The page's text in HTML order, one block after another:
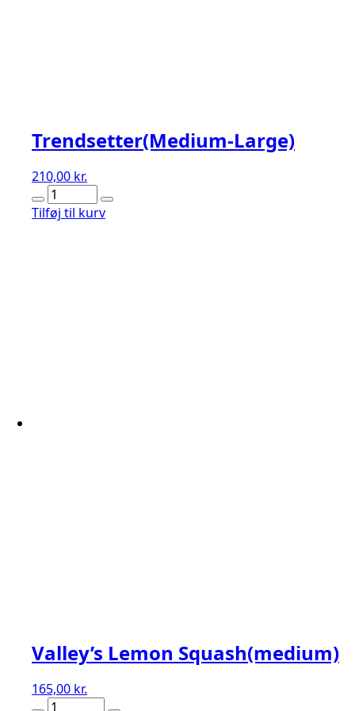
Trendsetter(Medium-Large)
210,00 kr.
Trendsetter(Medium-
Large)
Tilføj til kurv
Valley’s Lemon Squash(medium)
165,00 kr.
Valley's